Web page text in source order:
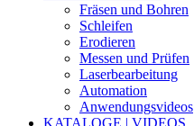
Fräsen und Bohren
Schleifen
Erodieren
Messen und Prüfen
Laserbearbeitung
Automation
Anwendungsvideos
KATALOGE | VIDEOS